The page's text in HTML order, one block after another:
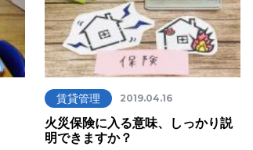
賃貸管理 2019.04.16
火災保険に入る意味、しっかり説
明できますか？